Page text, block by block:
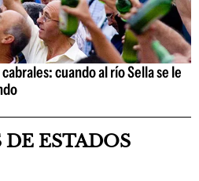
cuando al río Sella se le
ESTADOS